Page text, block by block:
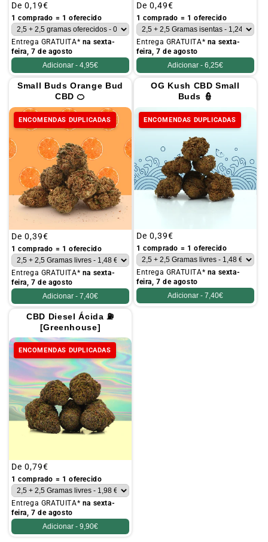
Preço
habitual
De 0,19€
1 comprado = 1 oferecido
Entrega GRATUITA* na sexta-
feira, 7 de agosto
Adicionar - 4,95€
Preço
habitual
De 0,49€
1 comprado = 1 oferecido
Entrega GRATUITA* na sexta-
feira, 7 de agosto
Adicionar - 6,25€
Small Buds Orange Bud
CBD 🍊
ENCOMENDAS DUPLICADAS
Preço
habitual
De 0,39€
1 comprado = 1 oferecido
Entrega GRATUITA* na sexta-
feira, 7 de agosto
Adicionar - 7,40€
OG Kush CBD Small
Buds 👮
ENCOMENDAS DUPLICADAS
Preço
habitual
De 0,39€
1 comprado = 1 oferecido
Entrega GRATUITA* na sexta-
feira, 7 de agosto
Adicionar - 7,40€
CBD Diesel Ácida ⛽
[Greenhouse]
ENCOMENDAS DUPLICADAS
Preço
habitual
De 0,79€
1 comprado = 1 oferecido
Entrega GRATUITA* na sexta-
feira, 7 de agosto
Adicionar - 9,90€